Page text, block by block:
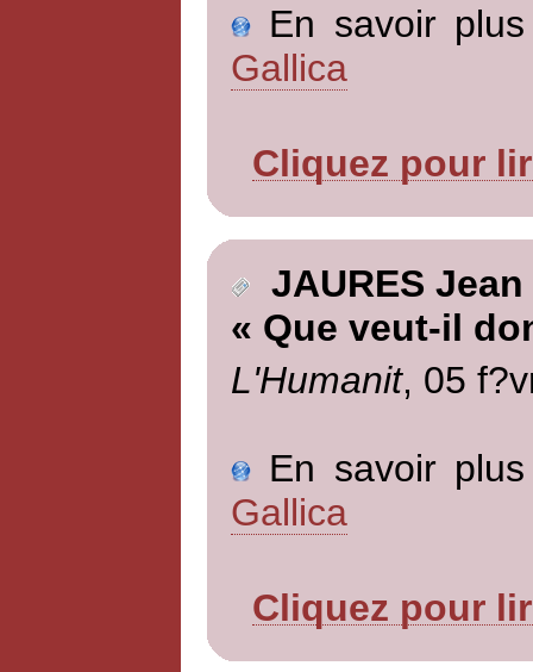
En savoir
Gallica
Cliquez pour
JAURES Jean
« Que veut-il
L'Humanit, 05
En savoir
Gallica
Cliquez pour